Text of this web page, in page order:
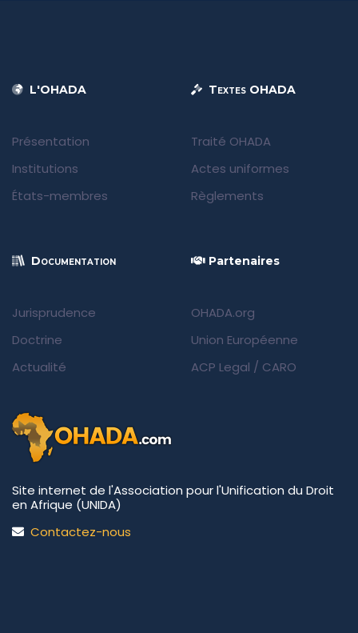
L'OHADA
Présentation
Institutions
États-membres
Textes OHADA
Traité OHADA
Actes uniformes
Règlements
Documentation
Jurisprudence
Doctrine
Actualité
Partenaires
OHADA.org
Union Européenne
ACP Legal / CARO
Site internet de l'Association pour l'Unification du Droit
en Afrique (UNIDA)
Contactez-nous